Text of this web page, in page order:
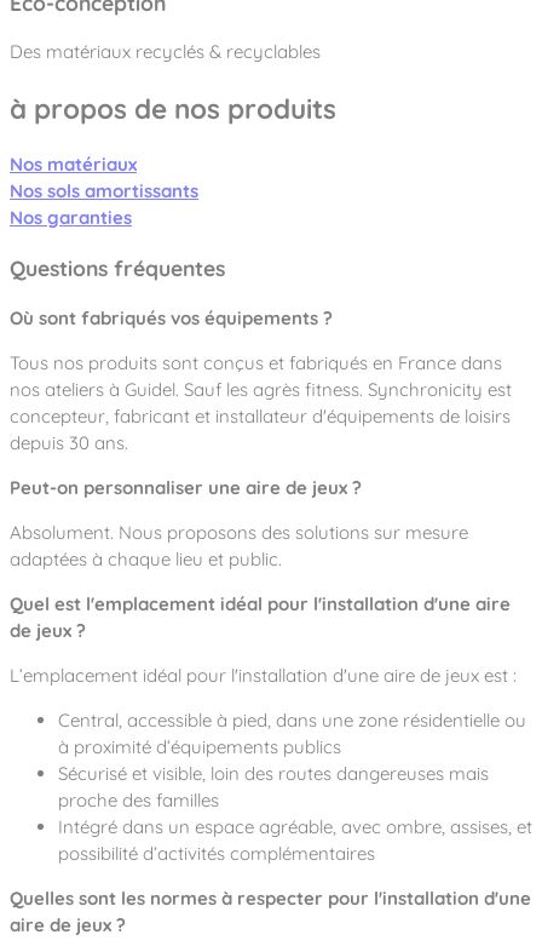
Des matériaux recyclés & recyclables
à propos de nos produits
Nos matériaux
Nos sols amortissants
Nos garanties
Questions fréquentes
Où sont fabriqués vos équipements ?
Tous nos produits sont conçus et fabriqués en France dans
nos ateliers à Guidel. Sauf les agrès fitness. Synchronicity est
concepteur, fabricant et installateur d'équipements de loisirs
depuis 30 ans.
Peut-on personnaliser une aire de jeux ?
Absolument. Nous proposons des solutions sur mesure
adaptées à chaque lieu et public.
Quel est l'emplacement idéal pour l'installation d'une aire
de jeux ?
L’emplacement idéal pour l'installation d'une aire de jeux est :
Central, accessible à pied, dans une zone résidentielle ou
à proximité d’équipements publics
Sécurisé et visible, loin des routes dangereuses mais
proche des familles
Intégré dans un espace agréable, avec ombre, assises, et
possibilité d’activités complémentaires
Quelles sont les normes à respecter pour l'installation d'une
aire de jeux ?